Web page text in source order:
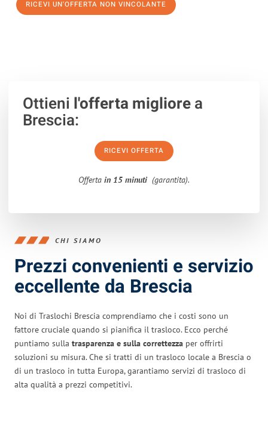
RICEVI UN'OFFERTA NON VINCOLANTE
Ottieni l'offerta migliorea
Brescia:
RICEVI OFFERTA
Offerta in 15 minuti (garantita).
CHI SIAMO
Prezzi convenienti e servizio
eccellente da Brescia
Noi di Traslochi Brescia comprendiamo che i costi sono un
fattore cruciale quando si pianifica il trasloco. Ecco perché
puntiamo sulla trasparenza e sulla correttezza per offrirti
soluzioni su misura. Che si tratti di un trasloco locale a Brescia o
di un trasloco in tutta Europa, garantiamo servizi di trasloco di
alta qualità a prezzi competitivi.